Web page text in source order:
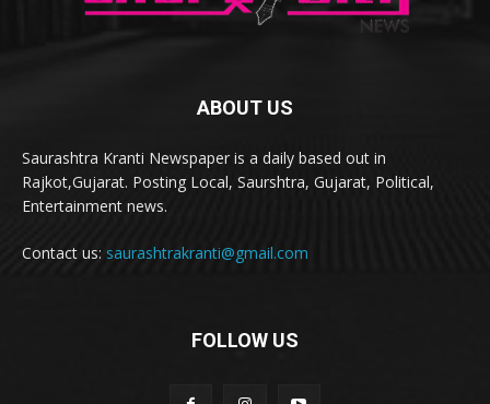
ABOUT US
Saurashtra Kranti Newspaper is a daily based out in
Rajkot,Gujarat. Posting Local, Saurshtra, Gujarat, Political,
Entertainment news.
Contact us: saurashtrakranti@gmail.com
FOLLOW US